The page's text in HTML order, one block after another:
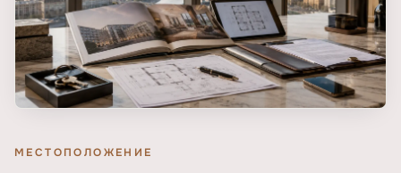
МЕСТОПОЛОЖЕНИЕ